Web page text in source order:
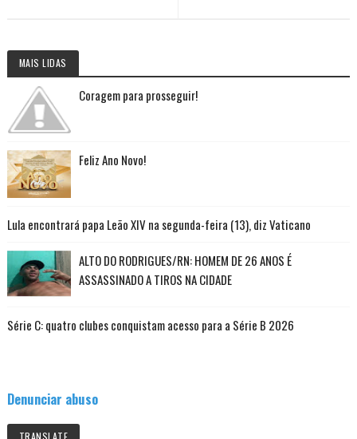
MAIS LIDAS
Coragem para prosseguir!
Feliz Ano Novo!
Lula encontrará papa Leão XIV na segunda-feira (13), diz Vaticano
ALTO DO RODRIGUES/RN: HOMEM DE 26 ANOS É
ASSASSINADO A TIROS NA CIDADE
Série C: quatro clubes conquistam acesso para a Série B 2026
Denunciar abuso